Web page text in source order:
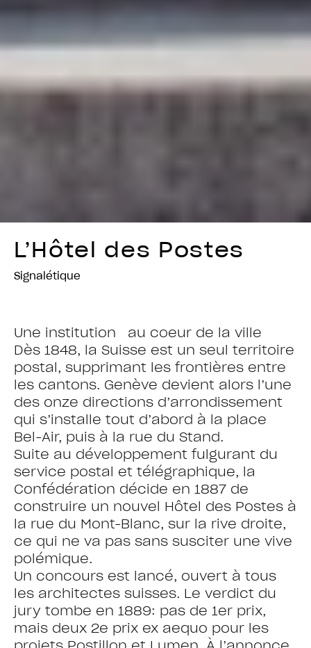
L’Hôtel des Postes
Signalétique
Une institution au coeur de la ville
Dès 1848, la Suisse est un seul territoire
postal, supprimant les frontières entre
les cantons. Genève devient alors l’une
des onze directions d’arrondissement
qui s’installe tout d’abord à la place
Bel-Air, puis à la rue du Stand.
Suite au développement fulgurant du
service postal et télégraphique, la
Confédération décide en 1887 de
construire un nouvel Hôtel des Postes à
la rue du Mont-Blanc, sur la rive droite,
ce qui ne va pas sans susciter une vive
polémique.
Un concours est lancé, ouvert à tous
les architectes suisses. Le verdict du
jury tombe en 1889: pas de 1er prix,
mais deux 2e prix ex aequo pour les